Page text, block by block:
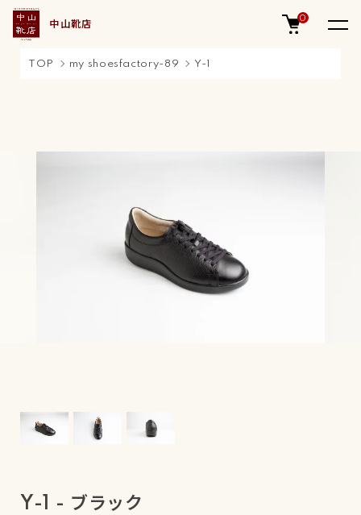
中山靴店
0
TOP my shoesfactory-89 Y-1
Y-1 - ブラック